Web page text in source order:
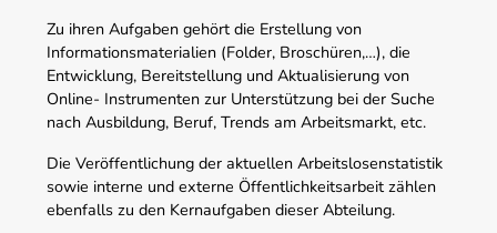
Zu ihren Aufgaben gehört die Erstellung von
Informationsmaterialien (Folder, Broschüren,…), die
Entwicklung, Bereitstellung und Aktualisierung von
Online- Instrumenten zur Unterstützung bei der Suche
nach Ausbildung, Beruf, Trends am Arbeitsmarkt, etc.
Die Veröffentlichung der aktuellen Arbeitslosenstatistik
sowie interne und externe Öffentlichkeitsarbeit zählen
ebenfalls zu den Kernaufgaben dieser Abteilung.